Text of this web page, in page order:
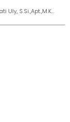
Uly, S.Si.,Apt.,M.K...